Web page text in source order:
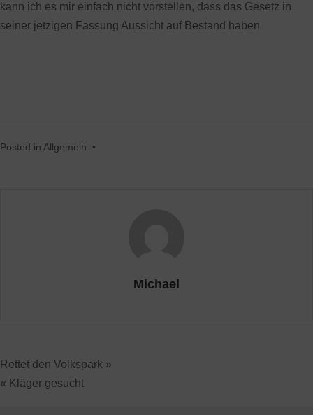
kann ich es mir einfach nicht vorstellen, dass das Gesetz in
seiner jetzigen Fassung Aussicht auf Bestand haben
Posted in Allgemein •
Michael
Rettet den Volkspark »
« Kläger gesucht